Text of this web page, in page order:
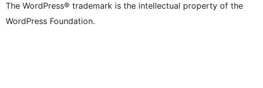
The WordPress® trademark is the intellectual property of the
WordPress Foundation.